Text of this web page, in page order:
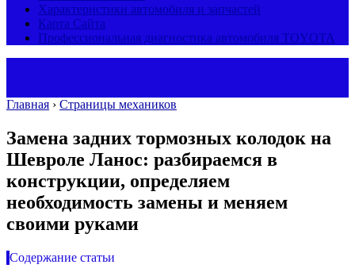
Характеристики автомобиля и запчастей
Карта Сайта
Профессиональная диагностика автомобиля TOYOTA
Главная › Страницы механиков
Замена задних тормозных колодок на
Шевроле Ланос: разбираемся в
конструкции, определяем
необходимость замены и меняем
своими руками
Содержание статьи